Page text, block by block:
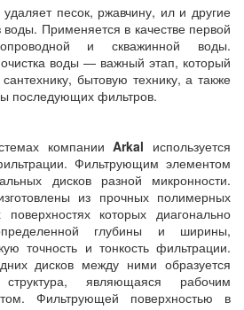
удаляет песок, ржавчину, ил и другие
воды. Применяется в качестве первой
и скважинной воды.
воды — важный этап, который
бытовую технику, а также
последующих фильтров.
компанииArkal используется
Фильтрующим элементом
дисков разной микронности.
из прочных полимерных
которых диагонально
глубины и ширины,
точность и тонкость фильтрации.
дисков между ними образуется
являющаяся рабочим
Фильтрующей поверхностью в